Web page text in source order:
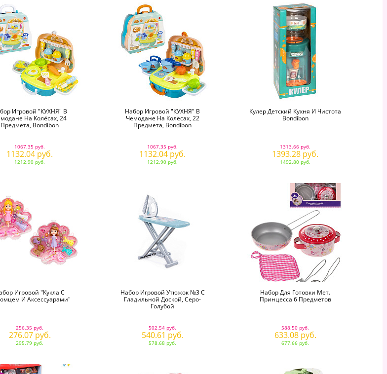
Игровой "КУХНЯ" В
На Колёсах, 24
Предмета, Bondibon
1067.35 руб.
1132.04 руб.
1212.90 руб.
Набор Игровой "КУХНЯ" В
Чемодане На Колёсах, 22
Предмета, Bondibon
1067.35 руб.
1132.04 руб.
1212.90 руб.
Кулер Детский Кухня И Чистота
Bondibon
1313.66 руб.
1393.28 руб.
1492.80 руб.
Игровой "Кукла С
И Аксессуарами"
256.35 руб.
276.07 руб.
295.79 руб.
Набор Игровой Утюжок №3 С
Гладильной Доской, Серо-
Голубой
502.54 руб.
540.61 руб.
578.68 руб.
Набор Для Готовки Мет.
Принцесса 6 Предметов
588.50 руб.
633.08 руб.
677.66 руб.